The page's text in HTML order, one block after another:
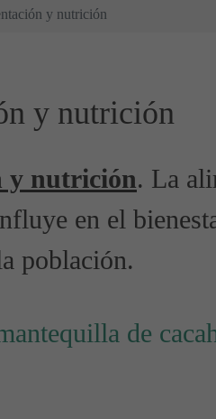
y nutrición
y nutrición
y nutrición. La
en el
población.
de